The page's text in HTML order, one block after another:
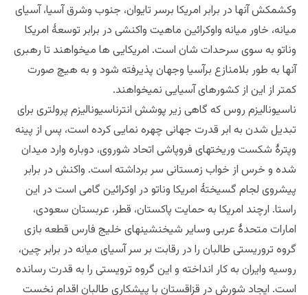
وکشمکش آنها در برابر امریکا برسر تایوان، جنوب وشرق آسیا، آسیای
میانه، خاور میانه واوکرائین ماهیت واکنشی در برابر توسعۀ امریکا
وناتو به سوی سرحدات شان است. امریکایی ها میخواهند تا رهبری
آنها به طور بلامنازع برآسیا وجهان پذیرفته شود و به هیچ صورت
کمتر از این از کشورهای آسیایی نمیخواهند.
ناسیونالیزم روس که گاهی زیر پوشش انترناسیونالیزم پرولتری برای
تبدیل شدن به ابر قدرت جهانی چهره نمایی کرده است، پس از پینه
وپترۀ شکست وریختهای فروپاشی اتحاد شوروی، دوباره وارد میدان
شده و خرس از خواب زمستانی سر برداشته است. واکنش در برابر
پیشروی لجام گسیختۀ امریکا وناتو در اوکرائین گامی است در این
راستا. ارچند امریکا به حمایت پاکستان، قطر، عربستان سعودی،
امارات متحدۀ عربی وسایر شیخنشینهای خلیج فارس قطعه بازی
گروه تروریستی طالبان را در رقابت بر سر آسیای میانه در برابر چین،
روسیه وایران به کار انداخته و این گروه ترویستی را به قدرت رسانده
است. ایجاد شورش در قزاقستان با پیشکاری طالبان اقدام نخست